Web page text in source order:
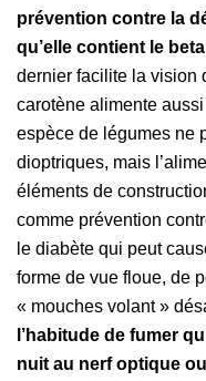
prévention contre la
qu’elle contient le
dernier facilite la vision
carotène alimente
espèce de légumes ne
dioptriques, mais
éléments de
comme prévention
le diabète qui peut
forme de vue floue, de
« mouches volant »
l’habitude de fumer
nuit au nerf optique